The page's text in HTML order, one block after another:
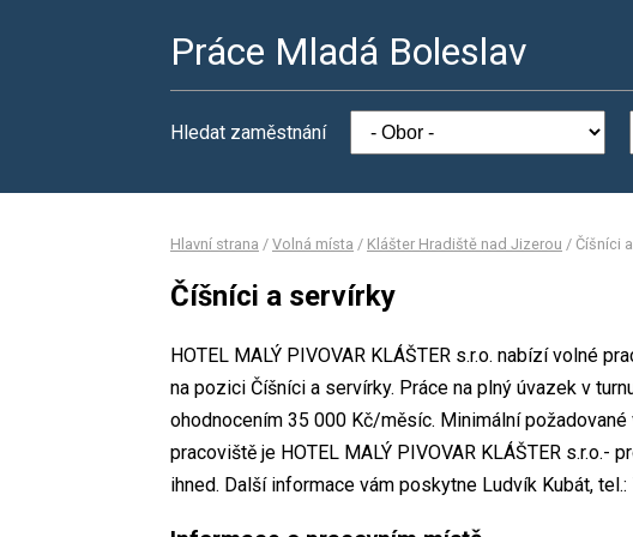
Práce Mladá Boleslav
Hledat zaměstnání
Hlavní strana / Volná místa / Klášter Hradiště nad Jizerou / Číšníci
Číšníci a servírky
HOTEL MALÝ PIVOVAR KLÁŠTER s.r.o. nabízí volné
na pozici Číšníci a servírky. Práce na plný úvazek v
ohodnocením 35 000 Kč/měsíc. Minimální
pracoviště je HOTEL MALÝ PIVOVAR KLÁŠTER
ihned. Další informace vám poskytne Ludvík Kubát,